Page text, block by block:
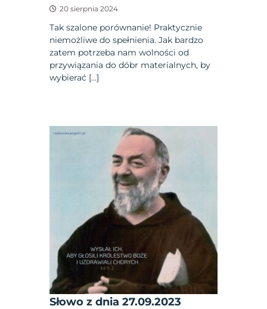
20 sierpnia 2024
Tak szalone porównanie! Praktycznie
niemożliwe do spełnienia. Jak bardzo
zatem potrzeba nam wolności od
przywiązania do dóbr materialnych, by
wybierać […]
Słowo z dnia 27.09.2023